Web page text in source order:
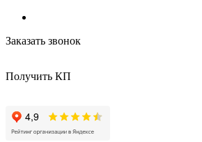
Заказать звонок
Получить КП